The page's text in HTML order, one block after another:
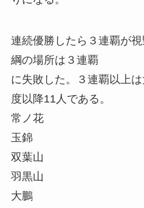
連続優勝したら３連覇が
綱の場所は３連覇
に失敗した。３連覇以上
度以降11人である。
常ノ花
玉錦
双葉山
羽黒山
大鵬